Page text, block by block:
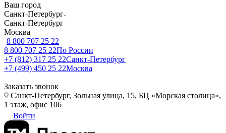
Ваш город
Санкт-Петербург
Санкт-Петербург
Москва
8 800 707 25 22
8 800 707 25 22По России
+7 (812) 317 25 22Санкт-Петербург
+7 (499) 450 25 22Москва
Заказать звонок
Санкт-Петербург, Зольная улица, 15, БЦ «Морская столица»,
1 этаж, офис 106
Войти